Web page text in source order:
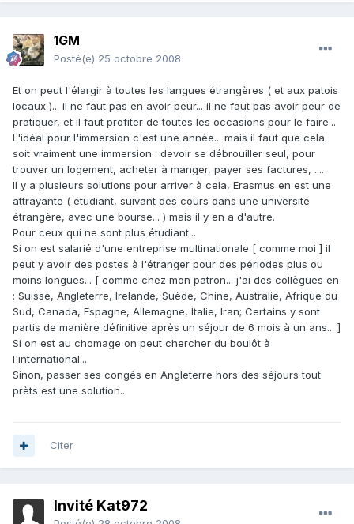
1GM
Posté(e) 25 octobre 2008
Et on peut l'élargir à toutes les langues étrangères ( et aux patois
locaux )... il ne faut pas en avoir peur... il ne faut pas avoir peur de
pratiquer, et il faut profiter de toutes les occasions pour le faire...
L'idéal pour l'immersion c'est une année... mais il faut que cela
soit vraiment une immersion : devoir se débrouiller seul, pour
trouver un logement, acheter à manger, payer ses factures, ....
Il y a plusieurs solutions pour arriver à cela, Erasmus en est une
attrayante ( étudiant, suivant des cours dans une université
étrangère, avec une bourse... ) mais il y en a d'autre.
Pour ceux qui ne sont plus étudiant...
Si on est salarié d'une entreprise multinationale [ comme moi ] il
peut y avoir des postes à l'étranger pour des périodes plus ou
moins longues... [ comme chez mon patron... j'ai des collègues en
: Suisse, Angleterre, Irelande, Suède, Chine, Australie, Afrique du
Sud, Canada, Espagne, Allemagne, Italie, Iran; Certains y sont
partis de manière définitive après un séjour de 6 mois à un ans... ]
Si on est au chomage on peut chercher du boulôt à
l'international...
Sinon, passer ses congés en Angleterre hors des séjours tout
prèts est une solution...
Citer
Invité Kat972